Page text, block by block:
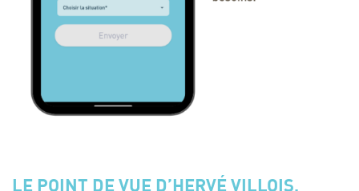
LE POINT DE VUE D’HERVÉ VILLOIS,